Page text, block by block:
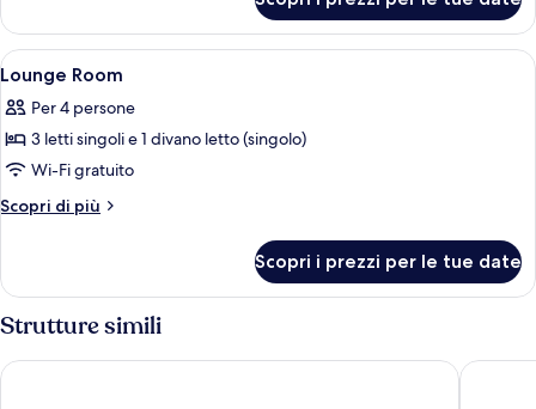
Plus
Room
Apri
tutte
le
foto
per
Lounge
Doccia, soffione a pioggia,
1
Lounge Room
Per 4 persone
3 letti singoli e 1 divano letto (singolo)
Wi-Fi gratuito
Scopri di più
Altri
Room
Scopri i prezzi per le tue date
Strutture simili
ibis budget Amsterdam Airport Best